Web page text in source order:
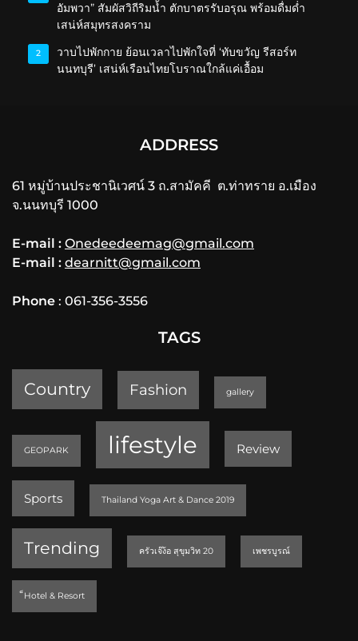
อัมพวา” สัมผัสวิถีริมน้ำ ตักบาตรรับอรุณ พร้อมดื่มด่ำ
เสน่ห์สมุทรสงคราม
2
วาบไปพักกาย ย้อนเวลาไปพักใจที่ ‘ทับขวัญ รีสอร์ท
นนทบุรี’ เสน่ห์เรือนไทยโบราณใกล้แค่เอื้อม
ADDRESS
61 หมู่บ้านประชานิเวศน์ 3 ถ.สามัคคี ต.ท่าทราย อ.เมือง
จ.นนทบุรี 1000
E-mail : Onedeedeemag@gmail.com
E-mail : dearnitt@gmail.com
Phone : 061-356-3556
TAGS
Country Fashion gallery
GEOPARK lifestyle Review
Sports Thailand Yoga Art & Dance 2019
Trending ครัวเจ๊ง้อ สุขุมวิท 20 เพชรบูรณ์
็Hotel & Resort